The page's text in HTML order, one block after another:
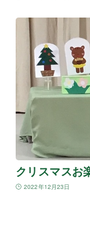
クリスマスお
2022年12月23日